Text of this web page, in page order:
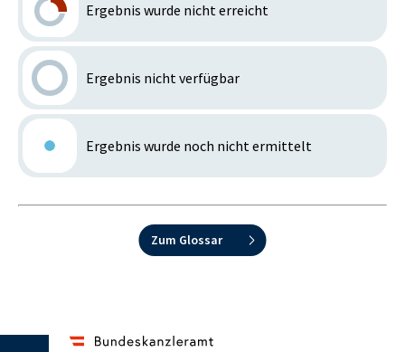
Ergebnis wurde nicht erreicht
Ergebnis nicht verfügbar
Ergebnis wurde noch nicht ermittelt
Zum Glossar